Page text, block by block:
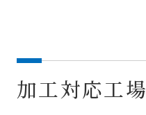
加工対応工場